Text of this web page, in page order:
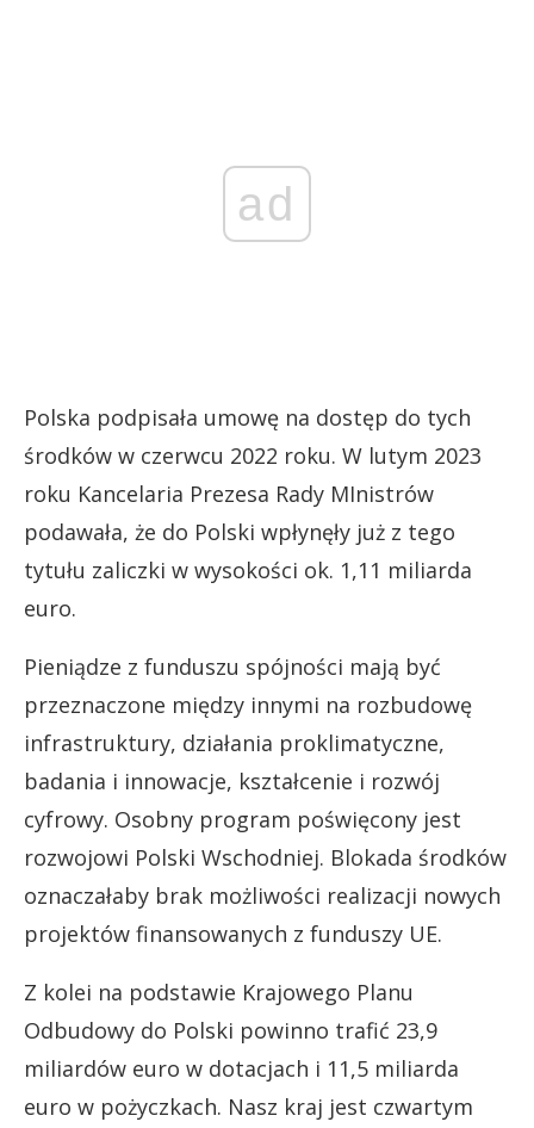
ad
Polska podpisała umowę na dostęp do tych
środków w czerwcu 2022 roku. W lutym 2023
roku Kancelaria Prezesa Rady MInistrów
podawała, że do Polski wpłynęły już z tego
tytułu zaliczki w wysokości ok. 1,11 miliarda
euro.
Pieniądze z funduszu spójności mają być
przeznaczone między innymi na rozbudowę
infrastruktury, działania proklimatyczne,
badania i innowacje, kształcenie i rozwój
cyfrowy. Osobny program poświęcony jest
rozwojowi Polski Wschodniej. Blokada środków
oznaczałaby brak możliwości realizacji nowych
projektów finansowanych z funduszy UE.
Z kolei na podstawie Krajowego Planu
Odbudowy do Polski powinno trafić 23,9
miliardów euro w dotacjach i 11,5 miliarda
euro w pożyczkach. Nasz kraj jest czwartym